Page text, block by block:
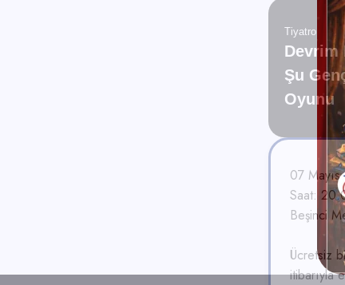
Tiyatro
Devrim
Şu
Oyunu
07
Saat:
Beşinci
Ücretsiz
itibarıyla